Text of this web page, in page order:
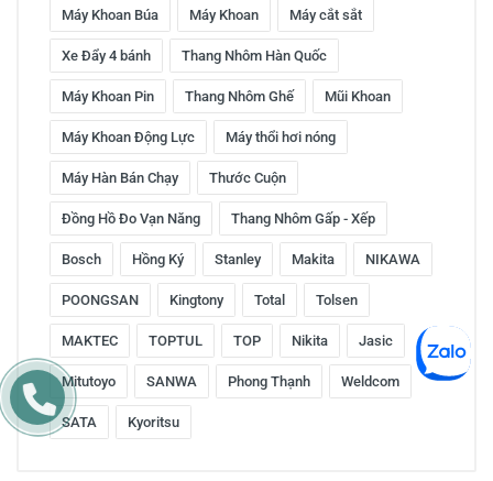
Máy Khoan Búa Máy Khoan Máy cắt sắt
Xe Đẩy 4 bánh Thang Nhôm Hàn Quốc
Máy Khoan Pin Thang Nhôm Ghế Mũi Khoan
Máy Khoan Động Lực Máy thổi hơi nóng
Máy Hàn Bán Chạy Thước Cuộn
Đồng Hồ Đo Vạn Năng Thang Nhôm Gấp - Xếp
Bosch Hồng Ký Stanley Makita NIKAWA
POONGSAN Kingtony Total Tolsen
MAKTEC TOPTUL TOP Nikita Jasic
Mitutoyo SANWA Phong Thạnh Weldcom
SATA Kyoritsu